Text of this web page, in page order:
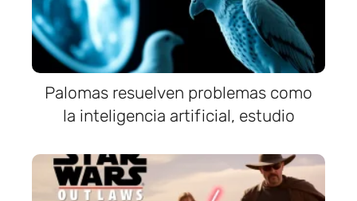
Palomas resuelven problemas como
la inteligencia artificial, estudio